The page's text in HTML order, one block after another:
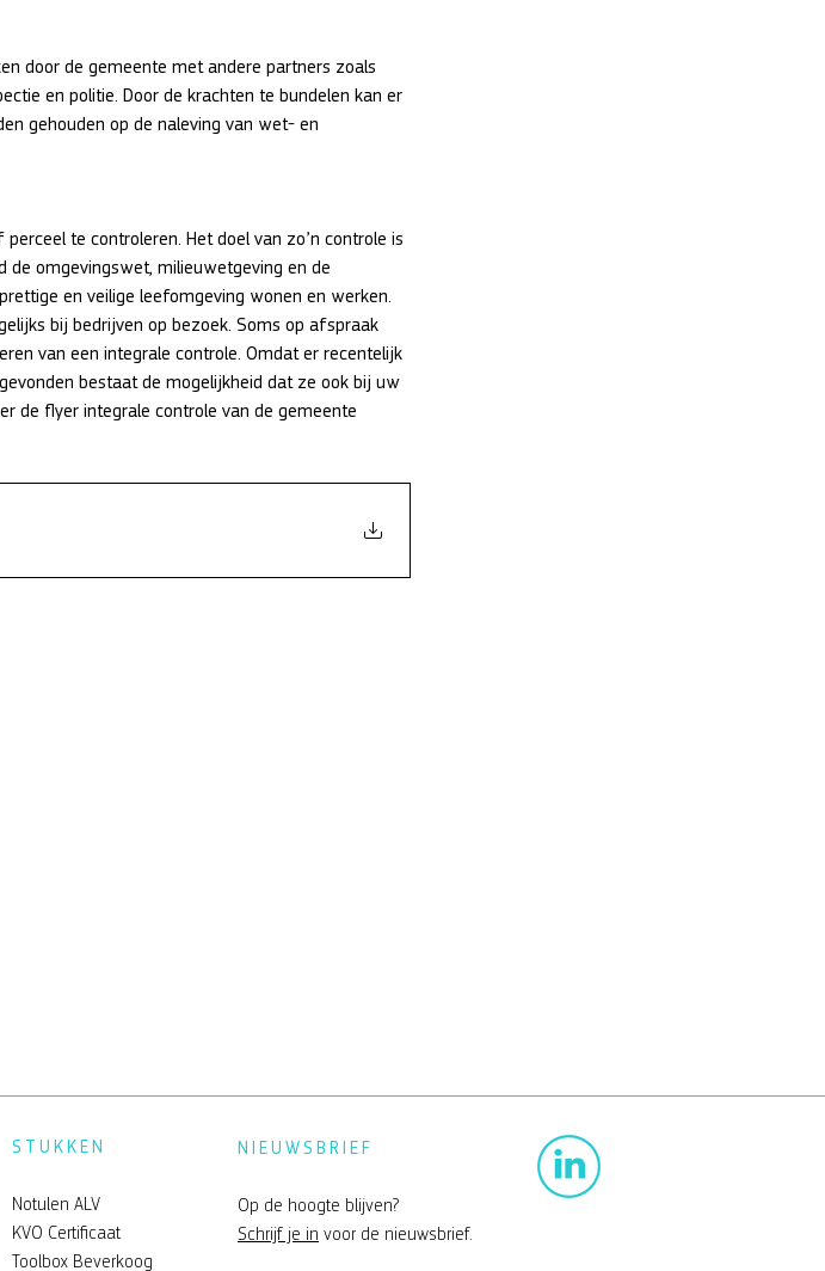
door de gemeente met andere partners zoals
en politie. Door de krachten te bundelen kan er
gehouden op de naleving van wet- en
te controleren. Het doel van zo’n controle is
de omgevingswet, milieuwetgeving en de
en veilige leefomgeving wonen en werken.
bij bedrijven op bezoek. Soms op afspraak
van een integrale controle. Omdat er recentelijk
bestaat de mogelijkheid dat ze ook bij uw
de flyer integrale controle van de gemeente
STUKKEN
Notulen ALV
KVO Certificaat
Toolbox Beverkoog
NIEUWSBRIEF
Op de hoogte blijven?
Schrijf je in voor de nieuwsbrief.